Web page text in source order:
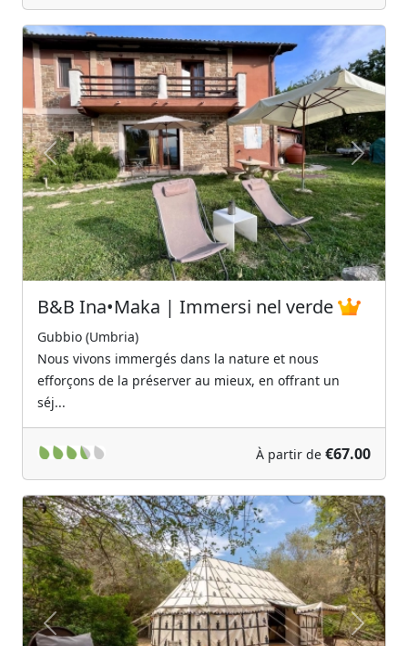
Previous Next
B&B Ina•Maka | Immersi nel verde
Gubbio (Umbria)
Nous vivons immergés dans la nature et nous
efforçons de la préserver au mieux, en offrant un
séj...
À partir de €67.00
Previous Next